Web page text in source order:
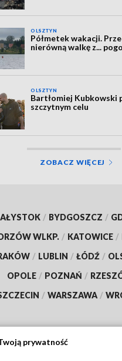
OLSZTYN
Półmetek wakacji.
nierówną walkę z...
OLSZTYN
Bartłomiej Kubkowski
szczytnym celu
ZOBACZ WIĘCEJ
/ BYDGOSZCZ /
WLKP. / KATOWICE /
/ LUBLIN / ŁÓDŹ /
OPOLE / POZNAŃ /
/ WARSZAWA /
prywatność